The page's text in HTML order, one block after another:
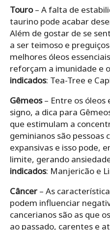
Touro– A falta de
taurino pode acabar
Além de gostar de se
a ser teimoso e
melhores óleos
reforçam a imunidade e
indicados: Tea-Tree e
Gêmeos– Entre os óleos
signo, a dica para
que estimulam a
geminianos são pessoas
expansivas e isso pode,
limite, gerando
indicados: Manjericão e
Câncer – As
podem influenciar
cancerianos são as que
ao passado, carentes e